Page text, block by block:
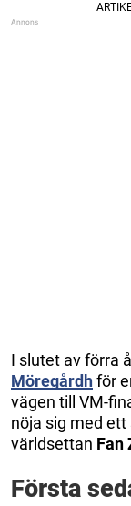
I slutet av förra
Möregårdhför
vägen till VM-
nöja sig med
världsettan Fan
Första